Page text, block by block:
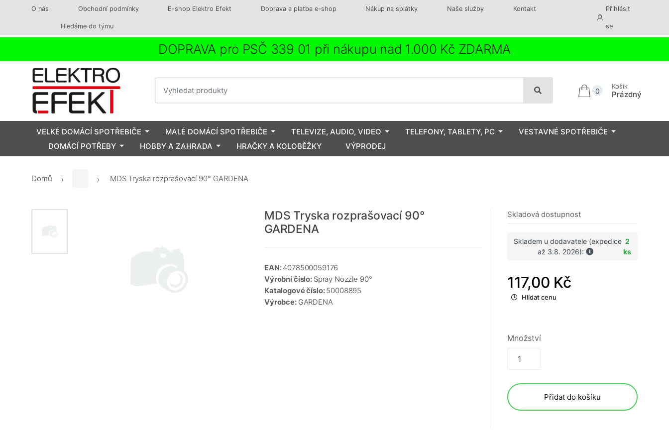
O nás Obchodní podmínky E-shop Elektro Efekt Doprava a platba e-shop Nákup na splátky Naše služby Kontakt
Hledáme do týmu
Přihlásit
se
DOPRAVA pro PSČ 339 01 při nákupu nad 1.000 Kč ZDARMA
0
Košík
Prázdný
VELKÉ DOMÁCÍ SPOTŘEBIČE MALÉ DOMÁCÍ SPOTŘEBIČE TELEVIZE, AUDIO, VIDEO TELEFONY, TABLETY, PC
VESTAVNÉ SPOTŘEBIČE
DOMÁCÍ POTŘEBY
HOBBY A ZAHRADA HRAČKY A KOLOBĚŽKY VÝPRODEJ
Domů MDS Tryska rozprašovací 90° GARDENA
MDS Tryska rozprašovací 90°
GARDENA
EAN:4078500059176
Výrobní číslo: Spray Nozzle 90°
Katalogové číslo:50008895
Výrobce: GARDENA
Skladová dostupnost
Skladem u dodavatele (expedice
až 3.8. 2026):
2
ks
117,00 Kč
Hlídat cenu
Množství
Přidat do košíku